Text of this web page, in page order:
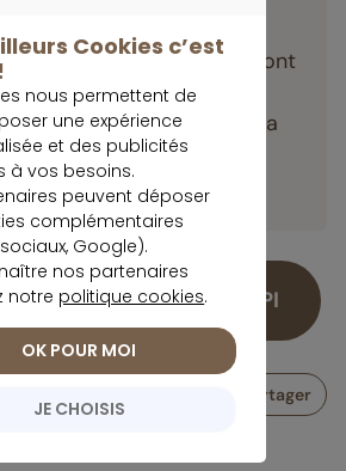
notions à maîtriser sont
souscription, le taux de
la valeur de réalisation, la
et la valeur de
classement des SCPI
Placement
Partager
Cookies c’est
nous permettent de
une expérience
et des publicités
à vos besoins.
peuvent déposer
complémentaires
Google).
nos partenaires
notre politique cookies.
JE CHOISIS
OK POUR MOI